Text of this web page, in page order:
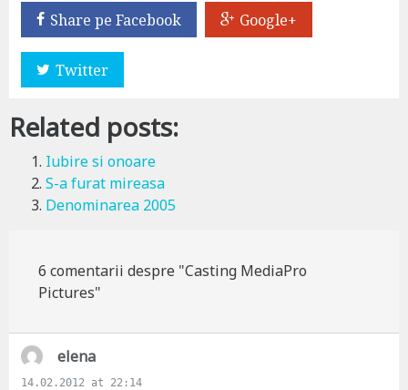
Share pe Facebook Google+
Twitter
Related posts:
Iubire si onoare
S-a furat mireasa
Denominarea 2005
6 comentarii despre "Casting MediaPro
Pictures"
elenas
a
14.02.2012 at 22:14